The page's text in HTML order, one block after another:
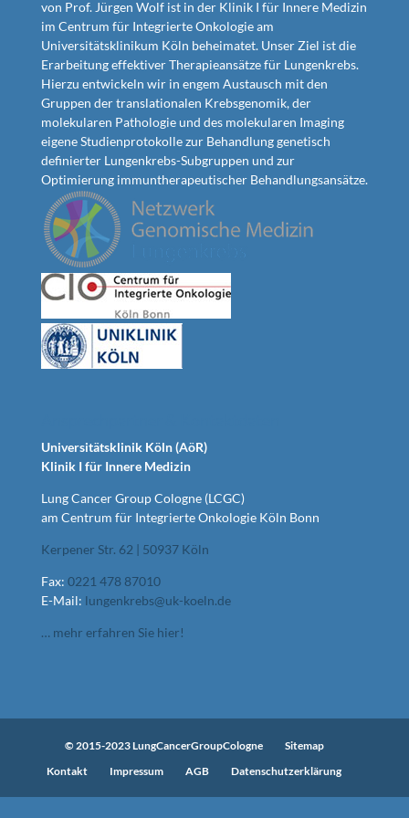
von Prof. Jürgen Wolf ist in der Klinik I für Innere Medizin
im Centrum für Integrierte Onkologie am
Universitätsklinikum Köln beheimatet. Unser Ziel ist die
Erarbeitung effektiver Therapieansätze für Lungenkrebs.
Hierzu entwickeln wir in engem Austausch mit den
Gruppen der translationalen Krebsgenomik, der
molekularen Pathologie und des molekularen Imaging
eigene Studienprotokolle zur Behandlung genetisch
definierter Lungenkrebs-Subgruppen und zur
Optimierung immuntherapeutischer Behandlungsansätze.
Universitätsklinik Köln (AöR)
Klinik I für Innere Medizin
Lung Cancer Group Cologne (LCGC)
am Centrum für Integrierte Onkologie Köln Bonn
Kerpener Str. 62 | 50937 Köln
Fax: 0221 478 87010
E-Mail: lungenkrebs@uk-koeln.de
… mehr erfahren Sie hier!
© 2015-2023 LungCancerGroupCologne
Sitemap
Kontakt
Impressum AGB Datenschutzerklärung